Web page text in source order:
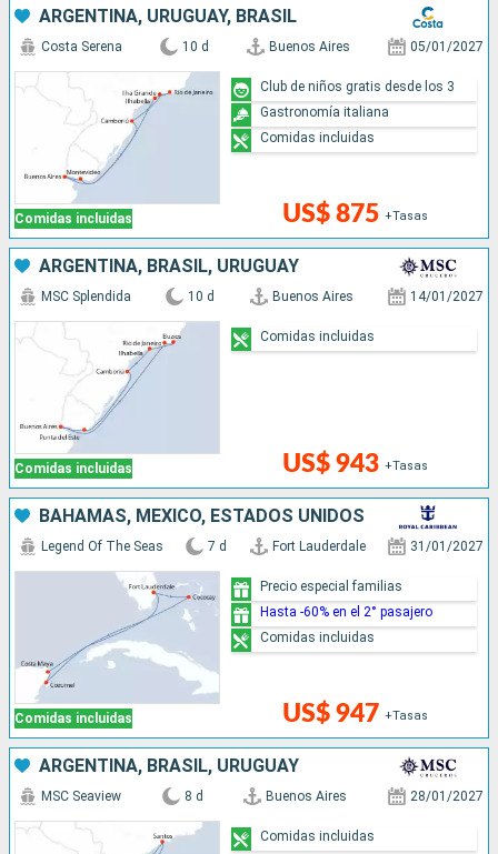
ARGENTINA, URUGUAY, BRASIL
Comidas incluidas
Costa Serena 10 d Buenos Aires 05/01/2027
US$ 875 +Tasas
Club de niños gratis desde los 3
Gastronomía italiana
Comidas incluidas
ARGENTINA, BRASIL, URUGUAY
Comidas incluidas
MSC Splendida 10 d Buenos Aires 14/01/2027
US$ 943 +Tasas
Comidas incluidas
BAHAMAS, MÉXICO, ESTADOS UNIDOS
Comidas incluidas
Legend Of The Seas 7 d Fort Lauderdale 31/01/2027
US$ 947 +Tasas
Precio especial familias
Hasta -60% en el 2° pasajero
Comidas incluidas
ARGENTINA, BRASIL, URUGUAY
MSC Seaview 8 d Buenos Aires 28/01/2027
Comidas incluidas